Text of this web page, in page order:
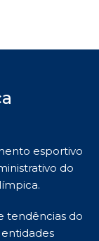
esportivo
do
tendências do